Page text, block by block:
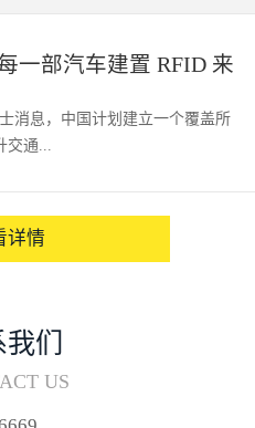
一部汽车建置 RFID 来
消息，中国计划建立一个覆盖所
交通...
详情
们
US